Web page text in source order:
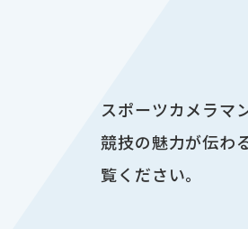
スポーツカメラマ
競技の魅力が伝わ
覧ください。